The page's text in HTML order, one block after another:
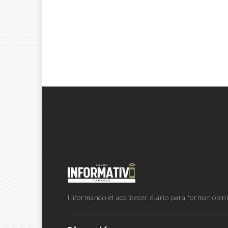
Informando el acontecer diario para formar